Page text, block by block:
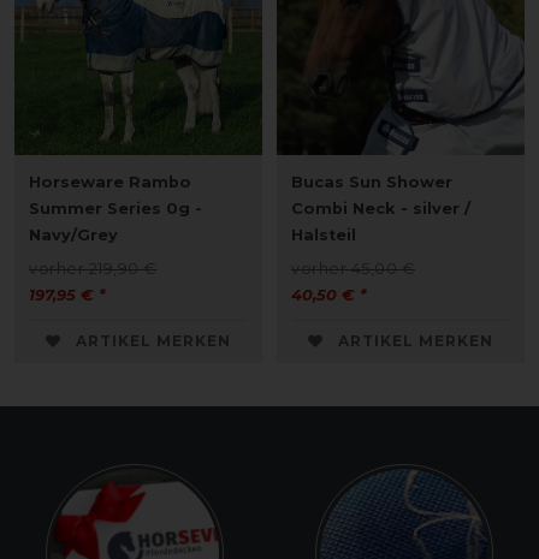
Horseware Rambo
Summer Series 0g -
Navy/Grey
vorher 219,90 €
197,95 € *
ARTIKEL MERKEN
Bucas Sun Shower
Combi Neck - silver /
Halsteil
vorher 45,00 €
40,50 € *
ARTIKEL MERKEN